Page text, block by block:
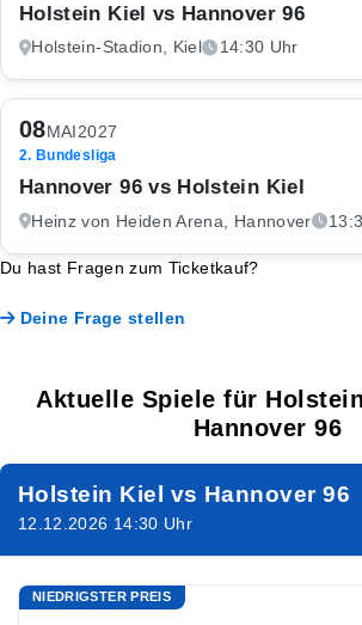
Holstein Kiel vs Hannover 96
Holstein-Stadion, Kiel 14:30 Uhr
08 MAI 2027
2. Bundesliga
Hannover 96 vs Holstein Kiel
Heinz von Heiden Arena, Hannover
Du hast Fragen zum Ticketkauf?
Deine Frage stellen
Aktuelle Spiele für
Hannover 96
Holstein Kiel vs Hannover 96
12.12.2026 14:30 Uhr
NIEDRIGSTER PREIS